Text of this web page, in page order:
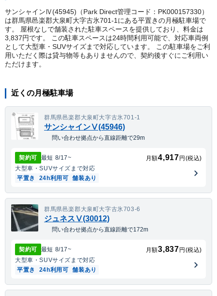
サンシャインⅣ(45945)（Park Direct管理コード：PK000157330）
は群馬県邑楽郡大泉町大字古氷701-1にある平置きの月極駐車場で
す。 屋根なしで舗装された駐車スペースを提供しており、料金は
3,837円です。 この駐車スペースは24時間利用可能で、対応車両例
として大型車・SUVサイズまで対応しています。 この駐車場をご利
用いただく際は貸与物等もありませんので、契約後すぐにご利用い
ただけます。
近くの月極駐車場
群馬県邑楽郡大泉町大字古氷701-1
サンシャインⅤ(45946)
問い合わせ拠点から直線距離で29m
契約可 最短 8/17~ 月額4,917 円(税込)
大型車・SUVサイズまで対応
平置き
24h利用可 舗装あり
群馬県邑楽郡大泉町大字古氷703-6
ジュネスⅤ(30012)
問い合わせ拠点から直線距離で172m
契約可 最短 8/17~ 月額3,837 円(税込)
大型車・SUVサイズまで対応
平置き
24h利用可 舗装あり